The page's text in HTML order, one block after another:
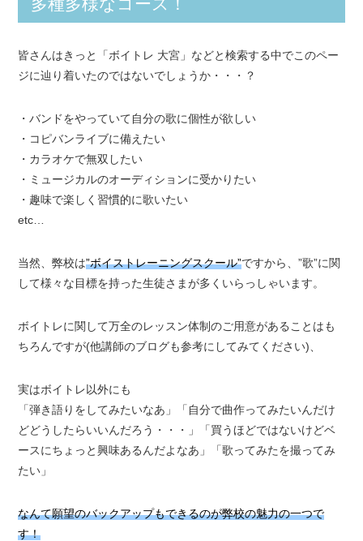
皆さんはきっと「ボイトレ 大宮」などと検索する中でこのペー
ジに辿り着いたのではないでしょうか・・・？
・バンドをやっていて自分の歌に個性が欲しい
・コピバンライブに備えたい
・カラオケで無双したい
・ミュージカルのオーディションに受かりたい
・趣味で楽しく習慣的に歌いたい
etc…
当然、弊校は”ボイストレーニングスクール”ですから、”歌”に関
して様々な目標を持った生徒さまが多くいらっしゃいます。
ボイトレに関して万全のレッスン体制のご用意があることはも
ちろんですが(他講師のブログも参考にしてみてください)、
実はボイトレ以外にも
「弾き語りをしてみたいなあ」「自分で曲作ってみたいんだけ
どどうしたらいいんだろう・・・」「買うほどではないけどベ
ースにちょっと興味あるんだよなあ」「歌ってみたを撮ってみ
たい」
なんて願望のバックアップもできるのが弊校の魅力の一つで
す！